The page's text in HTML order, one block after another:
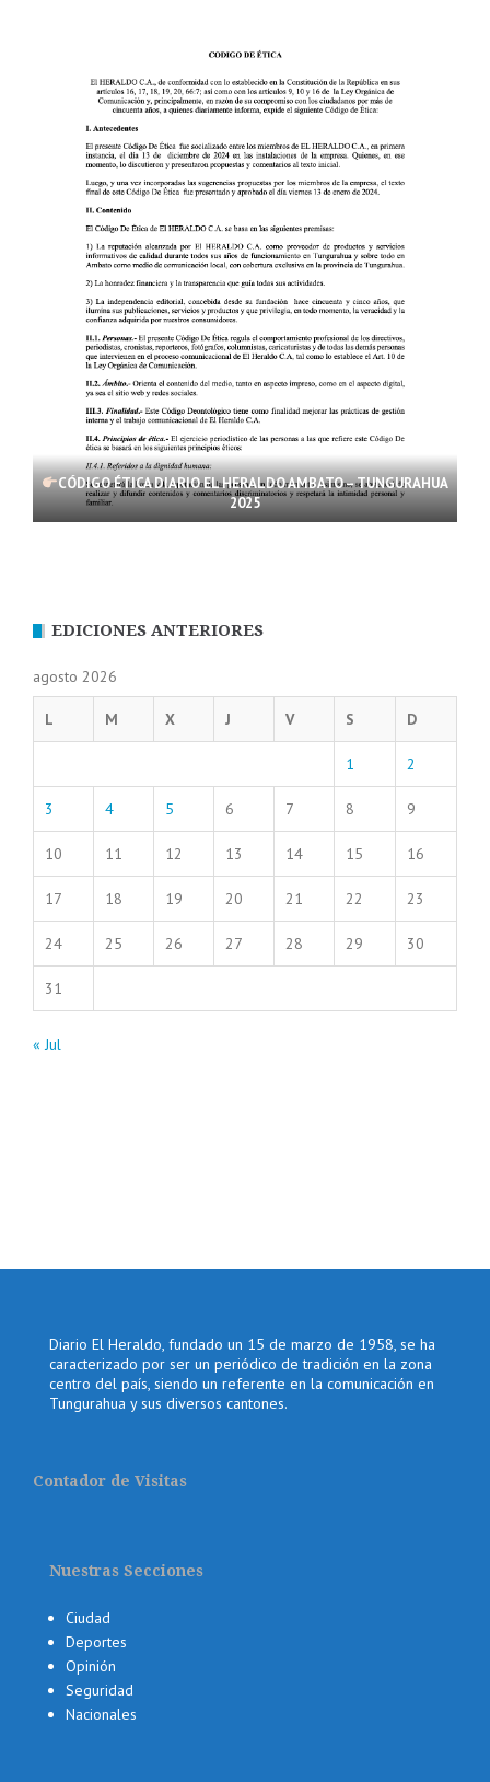
CÓDIGO ÉTICA DIARIO EL HERALDO AMBATO – TUNGURAHUA
2025
EDICIONES ANTERIORES
agosto 2026
L M X J V S D
1 2
3 4 5 6 7 8 9
10 11 12 13 14 15 16
17 18 19 20 21 22 23
24 25 26 27 28 29 30
31
« Jul
Diario El Heraldo, fundado un 15 de marzo de 1958, se ha
caracterizado por ser un periódico de tradición en la zona
centro del país, siendo un referente en la comunicación en
Tungurahua y sus diversos cantones.
Contador de Visitas
Nuestras Secciones
Ciudad
Deportes
Opinión
Seguridad
Nacionales